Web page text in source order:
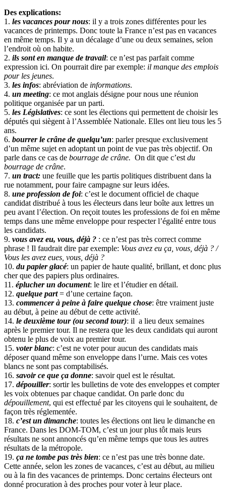
Des explications:
1. les vacances pour nous: il y a trois zones différentes pour les
vacances de printemps. Donc toute la France n’est pas en vacances
en même temps. Il y a un décalage d’une ou deux semaines, selon
l’endroit où on habite.
2. ils sont en manque de travail: ce n’est pas parfait comme
expression ici. On pourrait dire par exemple: il manque des emplois
pour les jeunes.
3. les infos: abréviation de informations.
4. un meeting: ce mot anglais désigne pour nous une réunion
politique organisée par un parti.
5. les Législatives: ce sont les élections qui permettent de choisir les
députés qui siègent à l’Assemblée Nationale. Elles ont lieu tous les 5
ans.
6. bourrer le crâne de quelqu’un: parler presque exclusivement
d’un même sujet en adoptant un point de vue pas très objectif. On
parle dans ce cas de bourrage de crâne. On dit que c’est du
bourrage de crâne.
7. un tract: une feuille que les partis politiques distribuent dans la
rue notamment, pour faire campagne sur leurs idées.
8. une profession de foi: c’est le document officiel de chaque
candidat distribué à tous les électeurs dans leur boîte aux lettres un
peu avant l’élection. On reçoit toutes les professions de foi en même
temps dans une même enveloppe pour respecter l’égalité entre tous
les candidats.
9. vous avez eu, vous, déjà ? : ce n’est pas très correct comme
phrase ! Il faudrait dire par exemple: Vous avez eu ça, vous, déjà ? /
Vous les avez eues, vous, déjà ?
10. du papier glacé: un papier de haute qualité, brillant, et donc plus
cher que des papiers plus ordinaires.
11. éplucher un document: le lire et l’étudier en détail.
12. quelque part= d’une certaine façon.
13. commencer à peine à faire quelque chose: être vraiment juste
au début, à peine au début de cette activité.
14. le deuxième tour (ou second tour): il a lieu deux semaines
après le premier tour. Il ne restera que les deux candidats qui auront
obtenu le plus de voix au premier tour.
15. voter blanc: c’est ne voter pour aucun des candidats mais
déposer quand même son enveloppe dans l’urne. Mais ces votes
blancs ne sont pas comptabilisés.
16. savoir ce que ça donne: savoir quel est le résultat.
17. dépouiller: sortir les bulletins de vote des enveloppes et compter
les voix obtenues par chaque candidat. On parle donc du
dépouillement, qui est effectué par les citoyens qui le souhaitent, de
façon très réglementée.
18. c’est un dimanche: toutes les élections ont lieu le dimanche en
France. Dans les DOM-TOM, c’est un jour plus tôt mais leurs
résultats ne sont annoncés qu’en même temps que tous les autres
résultats de la métropole.
19. ça ne tombe pas très bien: ce n’est pas une très bonne date.
Cette année, selon les zones de vacances, c’est au début, au milieu
ou à la fin des vacances de printemps. Donc certains électeurs ont
donné procuration à des proches pour voter à leur place.